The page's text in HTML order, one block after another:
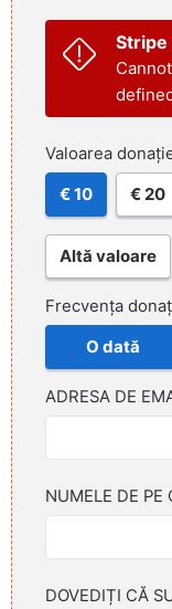
Valoarea
€ 10 € 20
Altă valoare
Frecvența
O dată
ADRESA DE
NUMELE DE PE
DOVEDIȚI CĂ